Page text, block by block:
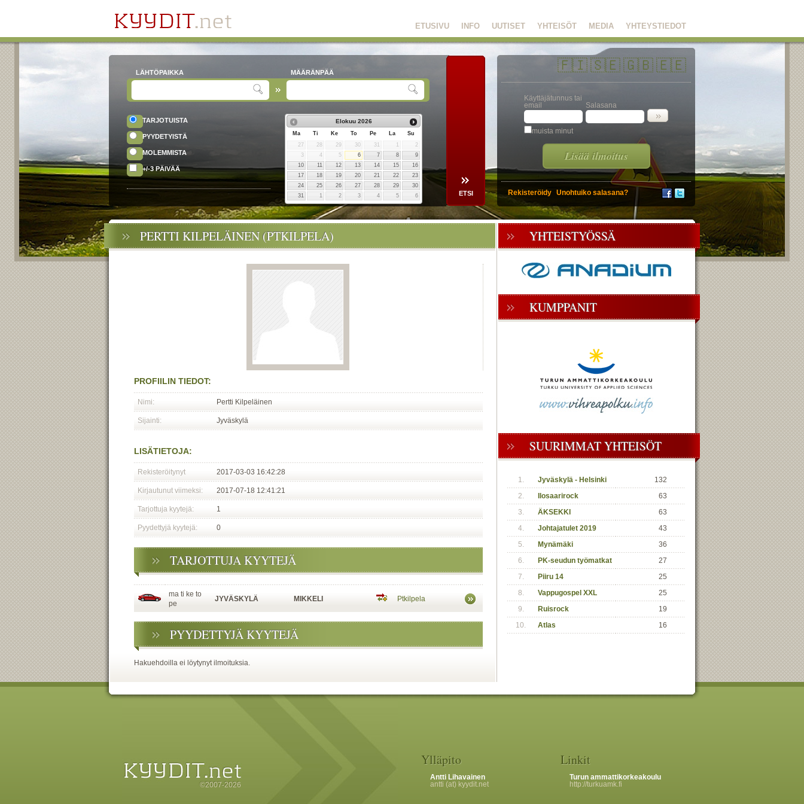
YHTEYSTIEDOT
MEDIA
YHTEISÖT
UUTISET
INFO
ETUSIVU
LÄHTÖPAIKKA MÄÄRÄNPÄÄ
TARJOTUISTA
PYYDETYISTÄ
MOLEMMISTA
+/-3 PÄIVÄÄ
Elokuu 2026
Ma Ti Ke To Pe La
Su
27
28 29 30 31
2
3
4 5 6 7 8
9
10
11 12 13 14 15
16
17
18 19 20 21 22
23
24
25 26 27 28 29
30
31
1 2 3 4 5 6
🇫🇮🇸🇪🇬🇧🇪🇪
Käyttäjätunnus tai
email
Salasana
muista minut
Lisää ilmoitus
Rekisteröidy Unohtuiko salasana?
PERTTI KILPELÄINEN (PTKILPELA)
PROFIILIN TIEDOT:
Nimi: Pertti Kilpeläinen
Sijainti: Jyväskylä
LISÄTIETOJA:
Rekisteröitynyt 2017-03-03 16:42:28
Kirjautunut viimeksi: 2017-07-18 12:41:21
Tarjottuja kyytejä: 1
Pyydettyjä kyytejä: 0
TARJOTTUJA KYYTEJÄ
ma ti ke to
pe
JYVÄSKYLÄ MIKKELI Ptkilpela
PYYDETTYJÄ KYYTEJÄ
Hakuehdoilla ei löytynyt ilmoituksia.
YHTEISTYÖSSÄ
KUMPPANIT
SUURIMMAT YHTEISÖT
1. Jyväskylä - Helsinki
132
2.
Ilosaarirock
63
3.
ÄKSEKKI
63
4.
Johtajatulet 2019
43
5.
Mynämäki
36
6.
PK-seudun työmatkat
27
7.
Piiru 14
25
8.
Vappugospel XXL
25
9.
Ruisrock
19
10.
Atlas 16
©2007-2026
Ylläpito
Antti Lihavainen
antti (at) kyydit.net
Linkit
Turun ammattikorkeakoulu
http://turkuamk.fi